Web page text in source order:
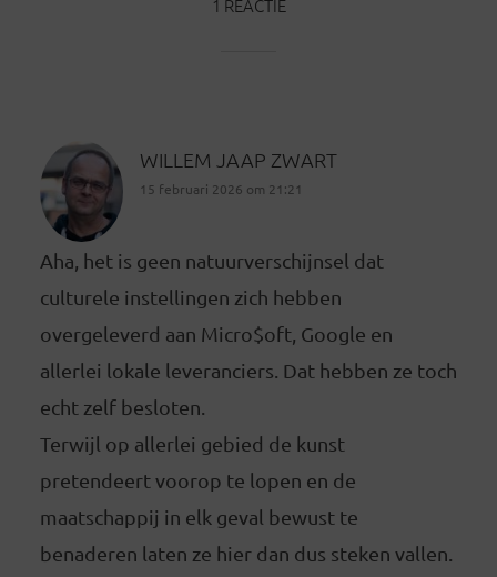
WILLEM JAAP ZWART
15 februari 2026 om 21:21
Aha, het is geen natuurverschijnsel dat
culturele instellingen zich hebben
overgeleverd aan Micro$oft, Google en
allerlei lokale leveranciers. Dat hebben ze toch
echt zelf besloten.
Terwijl op allerlei gebied de kunst
pretendeert voorop te lopen en de
maatschappij in elk geval bewust te
benaderen laten ze hier dan dus steken vallen.